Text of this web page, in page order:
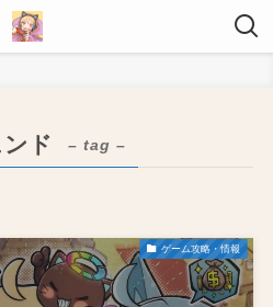
ド – tag –
ゲーム攻略・情報